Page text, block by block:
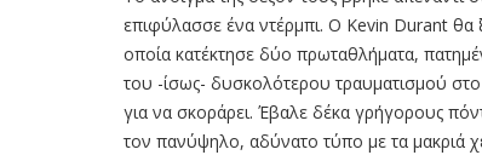
επιφύλασσε ένα ντέρμπι. Ο Kevin Durant θα
οποία κατέκτησε δύο πρωταθλήματα,
του -ίσως- δυσκολότερου τραυματισμού
για να σκοράρει. Έβαλε δέκα γρήγορους
τον πανύψηλο, αδύνατο τύπο με τα μακριά